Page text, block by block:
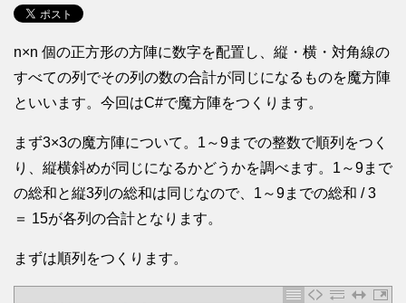
n×n 個の正方形の方陣に数字を配置し、縦・横・対角線の
すべての列でその列の数の合計が同じになるものを魔方陣
といいます。今回はC#で魔方陣をつくります。
まず3×3の魔方陣について。1～9までの整数で順列をつく
り、縦横斜めが同じになるかどうかを調べます。1～9まで
の総和と縦3列の総和は同じなので、1～9までの総和 / 3
＝ 15が各列の合計となります。
まずは順列をつくります。